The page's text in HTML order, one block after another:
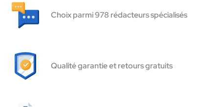
Choix parmi 978 rédacteurs spécialisés
Qualité garantie et retours gratuits